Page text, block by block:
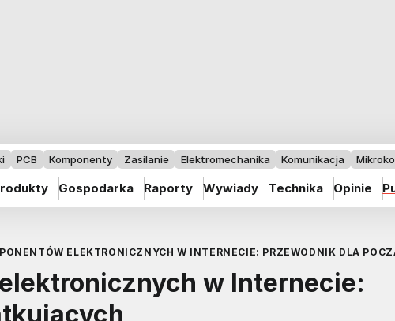
PCB Komponenty Zasilanie Elektromechanika Komunikacja
Gospodarka Raporty Wywiady Technika Opinie
ELEKTRONICZNYCH W INTERNECIE: PRZEWODNIK DLA
w Internecie: